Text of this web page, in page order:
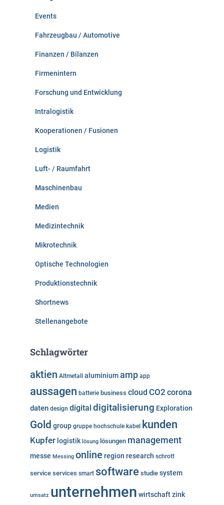
Events
Fahrzeugbau / Automotive
Finanzen / Bilanzen
Firmenintern
Forschung und Entwicklung
Intralogistik
Kooperationen / Fusionen
Logistik
Luft- / Raumfahrt
Maschinenbau
Medien
Medizintechnik
Mikrotechnik
Optische Technologien
Produktionstechnik
Shortnews
Stellenangebote
Schlagwörter
aktien Altmetall aluminiumamp app
aussagen batterie business cloud CO2 corona
daten design digital digitalisierung Exploration
Gold group gruppe hochschule kabel kunden
Kupfer logistik lösung lösungen management
messe Messing online region research schrott
service services smart software studie system
umsatz unternehmen wirtschaftzink